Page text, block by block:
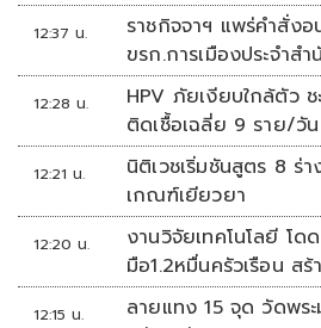
12:37 น.
ราชกิจจาฯ แพร่คำสั่ง
ขรก.การเมืองประจำส
12:28 น.
HPV ภัยเงียบใกล้ตัว
ติดเชื้อเฉลี่ย 9 ราย/วัน
12:21 น.
นิติเวชเริ่มชันสูตร 8 ร่
เกณฑ์เยียวยา
12:20 น.
งานวิจัยเทคโนโลยี โ
มือ1.2หมื่นครัวเรือน ส
12:15 น.
ลายแทง 15 จุด วัดพร